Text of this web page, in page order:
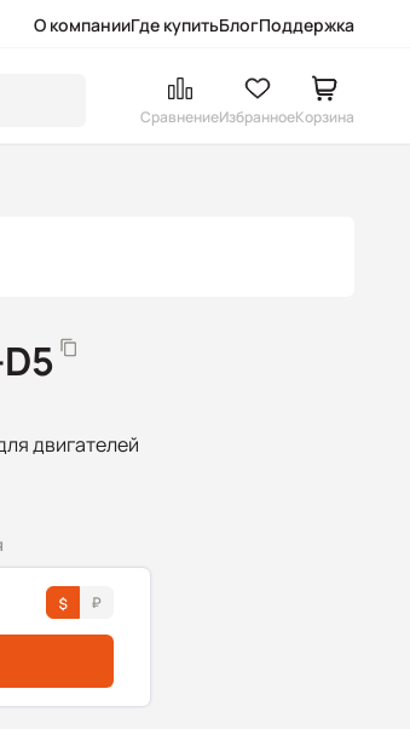
О компанииГде купитьБлогПоддержка
СравнениеИзбранноеКорзина
двигателей